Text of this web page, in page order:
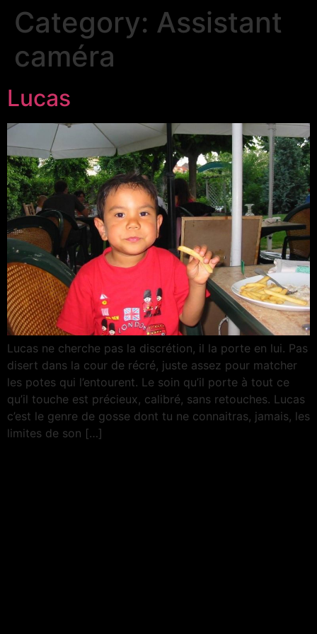
Category: Assistant
caméra
Lucas
Lucas ne cherche pas la discrétion, il la porte en lui. Pas
disert dans la cour de récré, juste assez pour matcher
les potes qui l’entourent. Le soin qu’il porte à tout ce
qu’il touche est précieux, calibré, sans retouches. Lucas
c’est le genre de gosse dont tu ne connaitras, jamais, les
limites de son […]